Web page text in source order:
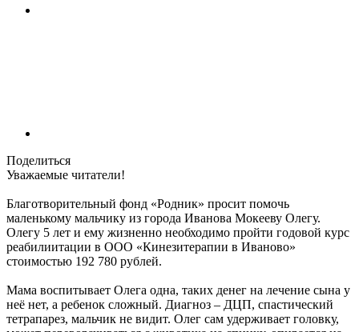
Поделиться
Уважаемые читатели!
Благотворительный фонд «Родник» просит помочь
маленькому мальчику из города Иванова Мокееву Олегу.
Олегу 5 лет и ему жизненно необходимо пройти годовой курс
реабилиитации в ООО «Кинезитерапии в Иваново»
стоимостью 192 780 рублей.
Мама воспитывает Олега одна, таких денег на лечение сына у
неё нет, а ребенок сложный. Диагноз – ДЦП, спастический
тетрапарез, мальчик не видит. Олег сам удерживает головку,